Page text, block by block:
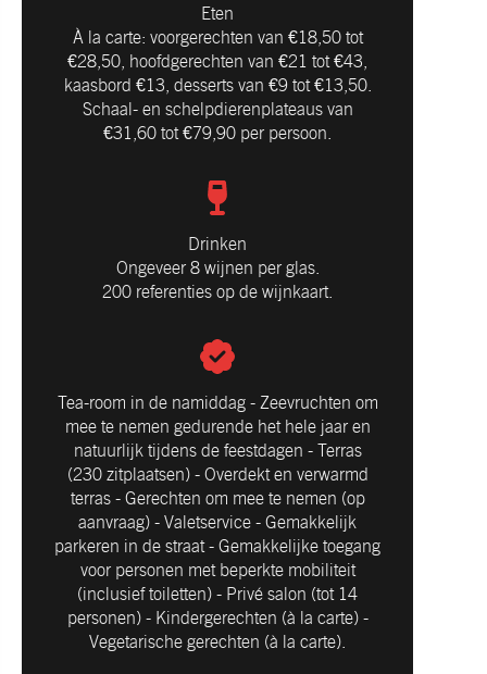
Eten
À la carte: voorgerechten van €18,50 tot
€28,50, hoofdgerechten van €21 tot €43,
kaasbord €13, desserts van €9 tot €13,50.
Schaal- en schelpdierenplateaus van
€31,60 tot €79,90 per persoon.
Drinken
Ongeveer 8 wijnen per glas.
200 referenties op de wijnkaart.
Tea-room in de namiddag - Zeevruchten om
mee te nemen gedurende het hele jaar en
natuurlijk tijdens de feestdagen - Terras
(230 zitplaatsen) - Overdekt en verwarmd
terras - Gerechten om mee te nemen (op
aanvraag) - Valetservice - Gemakkelijk
parkeren in de straat - Gemakkelijke toegang
voor personen met beperkte mobiliteit
(inclusief toiletten) - Privé salon (tot 14
personen) - Kindergerechten (à la carte) -
Vegetarische gerechten (à la carte).